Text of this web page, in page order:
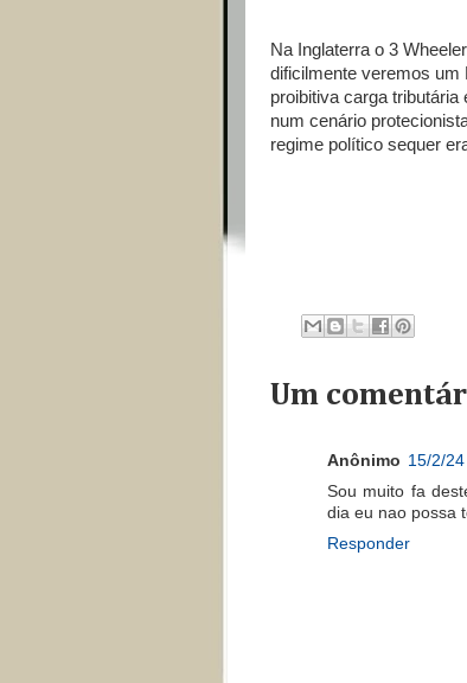
Na Inglaterra o 3
dificilmente veremos um
proibitiva carga tributária
num cenário
regime político sequer
Um
Anônimo 15/2/
Sou muito fa
dia eu nao possa
Responder